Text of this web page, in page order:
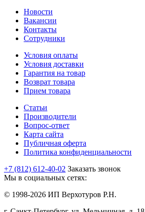
Новости
Вакансии
Контакты
Сотрудники
Условия оплаты
Условия доставки
Гарантия на товар
Возврат товара
Прием товара
Статьи
Производители
Вопрос-ответ
Карта сайта
Публичная оферта
Политика конфиденциальности
+7 (812) 612-40-02 Заказать звонок
Мы в социальных сетях:
© 1998-2026 ИП Верхотуров Р.Н.